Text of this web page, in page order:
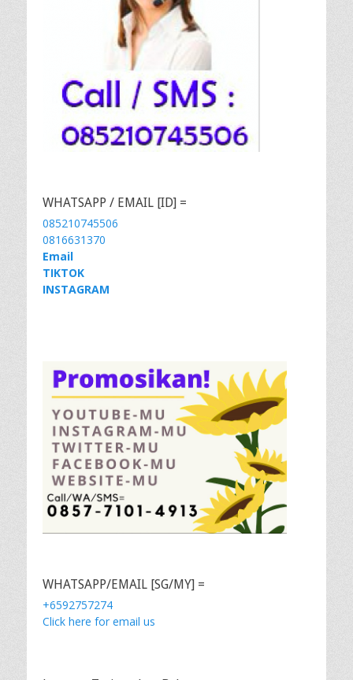
WHATSAPP / EMAIL [ID] =
085210745506
0816631370
Email
TIKTOK
INSTAGRAM
WHATSAPP/EMAIL [SG/MY] =
+6592757274
Click here for email us